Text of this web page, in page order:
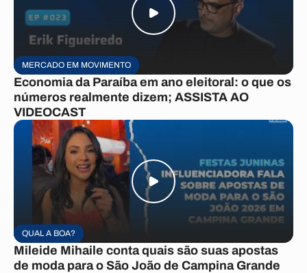
MERCADO EM MOVIMENTO
Economia da Paraíba em ano eleitoral: o que os
números realmente dizem; ASSISTA AO
VIDEOCAST
QUAL A BOA?
Mileide Mihaile conta quais são suas apostas
de moda para o São João de Campina Grande